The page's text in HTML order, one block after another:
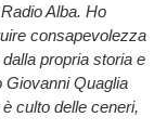
Alba. Ho
consapevolezza
propria storia e
Giovanni Quaglia
culto delle ceneri,